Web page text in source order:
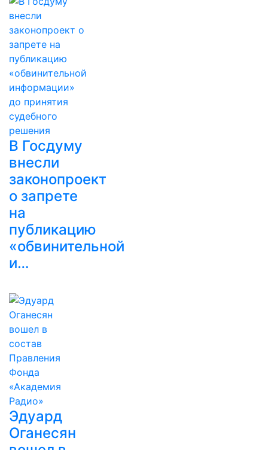
В Госдуму
внесли
законопроект
о запрете
на
публикацию
«обвинительной
и…
Эдуард
Оганесян